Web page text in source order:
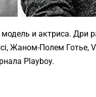
и актриса. Дри
Жаном-Полем Готье,
Playboy.